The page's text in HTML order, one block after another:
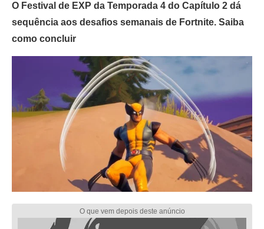
O Festival de EXP da Temporada 4 do Capítulo 2 dá
sequência aos desafios semanais de Fortnite. Saiba
como concluir